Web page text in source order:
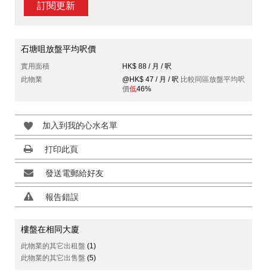
訂閱更新
石塘咀放盤平均呎價
實用面積
HK$ 88 / 月 / 呎
此物業
@HK$ 47 / 月 / 呎 比較同區放盤平均呎
價低46%
加入到我的心水名單
打印此頁
發送電郵給好友
報告錯誤
樓盤在相同大廈
此物業的其它出租盤 (1)
此物業的其它出售盤 (5)